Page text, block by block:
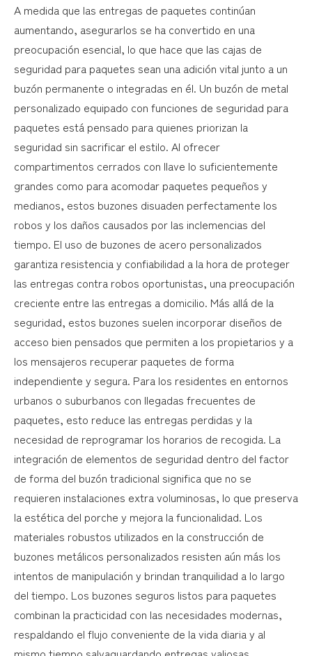
A medida que las entregas de paquetes continúan
aumentando, asegurarlos se ha convertido en una
preocupación esencial, lo que hace que las cajas de
seguridad para paquetes sean una adición vital junto a un
buzón permanente o integradas en él. Un buzón de metal
personalizado equipado con funciones de seguridad para
paquetes está pensado para quienes priorizan la
seguridad sin sacrificar el estilo. Al ofrecer
compartimentos cerrados con llave lo suficientemente
grandes como para acomodar paquetes pequeños y
medianos, estos buzones disuaden perfectamente los
robos y los daños causados ​​por las inclemencias del
tiempo. El uso de buzones de acero personalizados
garantiza resistencia y confiabilidad a la hora de proteger
las entregas contra robos oportunistas, una preocupación
creciente entre las entregas a domicilio. Más allá de la
seguridad, estos buzones suelen incorporar diseños de
acceso bien pensados ​​que permiten a los propietarios y a
los mensajeros recuperar paquetes de forma
independiente y segura. Para los residentes en entornos
urbanos o suburbanos con llegadas frecuentes de
paquetes, esto reduce las entregas perdidas y la
necesidad de reprogramar los horarios de recogida. La
integración de elementos de seguridad dentro del factor
de forma del buzón tradicional significa que no se
requieren instalaciones extra voluminosas, lo que preserva
la estética del porche y mejora la funcionalidad. Los
materiales robustos utilizados en la construcción de
buzones metálicos personalizados resisten aún más los
intentos de manipulación y brindan tranquilidad a lo largo
del tiempo. Los buzones seguros listos para paquetes
combinan la practicidad con las necesidades modernas,
respaldando el flujo conveniente de la vida diaria y al